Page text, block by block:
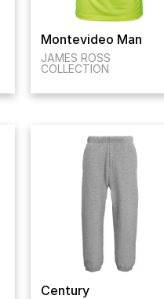
Montevideo Man
JAMES ROSS
COLLECTION
Century